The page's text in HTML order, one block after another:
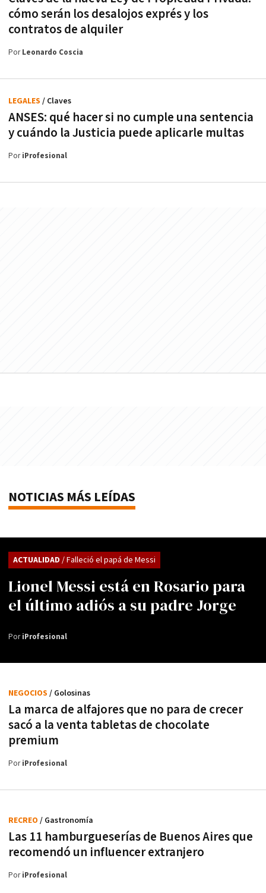
cómo serán los desalojos exprés y los
contratos de alquiler
PorLeonardo Coscia
ANSES: qué hacer si no cumple una sentencia
y cuándo la Justicia puede aplicarle multas
LEGALES / Claves
PoriProfesional
NOTICIAS MÁS LEÍDAS
Lionel Messi está en Rosario para
el último adiós a su padre Jorge
ACTUALIDAD / Falleció el papá de Messi
PoriProfesional
La marca de alfajores que no para de crecer
sacó a la venta tabletas de chocolate
premium
NEGOCIOS / Golosinas
PoriProfesional
Las 11 hamburgueserías de Buenos Aires que
recomendó un influencer extranjero
RECREO / Gastronomía
PoriProfesional